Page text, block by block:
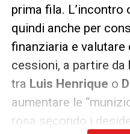
prima fila. L’incontro
quindi anche per
finanziaria e
cessioni, a partire da
tra Luis Henrique o
aumentare le
rosa secondo i